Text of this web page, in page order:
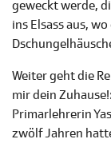
geweckt werde,
ins Elsass aus,
Weiter geht die
mir dein
Primarlehrerin
zwölf Jahren